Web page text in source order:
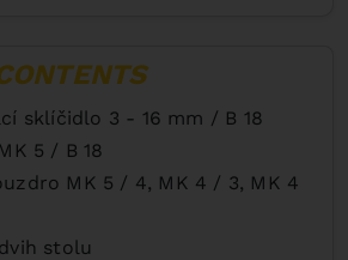
sklíčidlo 3 - 16 mm / B 18
5 / B 18
MK 5 / 4, MK 4 / 3, MK 4
stolu